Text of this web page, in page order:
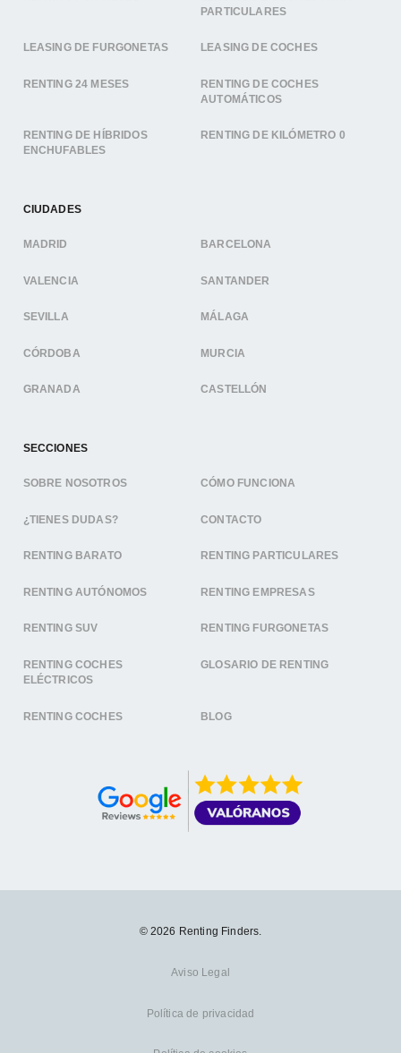
PARTICULARES
LEASING DE FURGONETAS LEASING DE COCHES
RENTING 24 MESES
RENTING DE COCHES
AUTOMÁTICOS
RENTING DE HÍBRIDOS
ENCHUFABLES
RENTING DE KILÓMETRO 0
CIUDADES
MADRID BARCELONA
VALENCIA SANTANDER
SEVILLA MÁLAGA
CÓRDOBA MURCIA
GRANADA CASTELLÓN
SECCIONES
SOBRE NOSOTROS CÓMO FUNCIONA
¿TIENES DUDAS? CONTACTO
RENTING BARATO RENTING PARTICULARES
RENTING AUTÓNOMOS RENTING EMPRESAS
RENTING SUV RENTING FURGONETAS
RENTING COCHES
ELÉCTRICOS
GLOSARIO DE RENTING
RENTING COCHES BLOG
© 2026 Renting Finders.
Aviso Legal
Política de privacidad